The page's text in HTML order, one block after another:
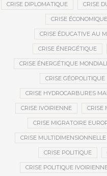
CRISE DIPLOMATIQUE CRISE
CRISE ÉCONOMIQUE
CRISE ÉDUCATIVE AU
CRISE ÉNERGÉTIQUE
CRISE ÉNERGÉTIQUE
CRISE GÉOPOLITIQUE
CRISE HYDROCARBURES
CRISE IVOIRIENNE CRISE
CRISE MIGRATOIRE
CRISE
CRISE POLITIQUE
CRISE POLITIQUE